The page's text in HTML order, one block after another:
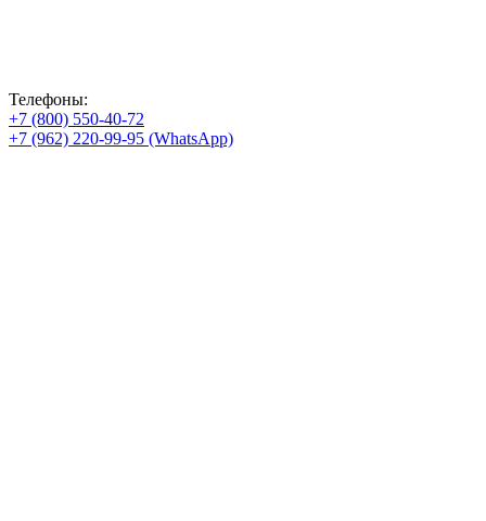
Телефоны:
+7 (800) 550-40-72
+7 (962) 220-99-95 (WhatsApp)